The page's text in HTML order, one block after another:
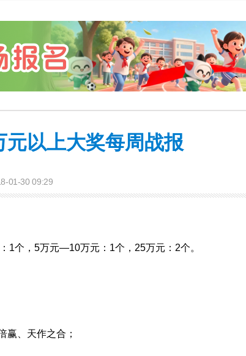
以上大奖每周战报
01-30 09:29
个，5万元—10万元：1个，25万元：2个。
、天作之合；